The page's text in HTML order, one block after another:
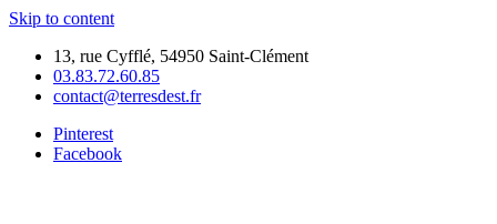
Skip to content
13, rue Cyfflé, 54950 Saint-Clément
03.83.72.60.85
contact@terresdest.fr
Pinterest
Facebook